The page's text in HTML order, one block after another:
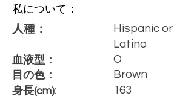
私について：
人種：
血液型：
目の色：
身長(cm):
Hispanic or
Latino
O
Brown
163